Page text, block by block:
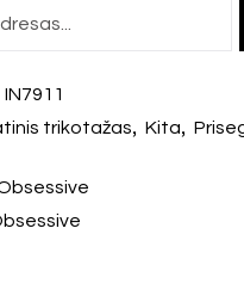
IN7911
trikotažas, Kita,